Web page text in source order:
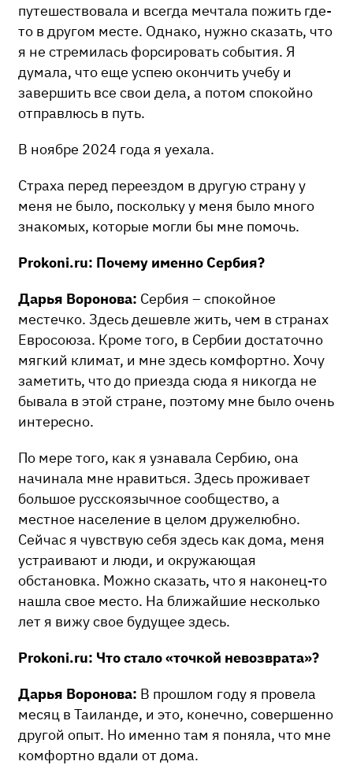
путешествовала и всегда мечтала пожить где-
то в другом месте. Однако, нужно сказать, что
я не стремилась форсировать события. Я
думала, что еще успею окончить учебу и
завершить все свои дела, а потом спокойно
отправлюсь в путь.
В ноябре 2024 года я уехала.
Страха перед переездом в другую страну у
меня не было, поскольку у меня было много
знакомых, которые могли бы мне помочь.
Prokoni.ru: Почему именно Сербия?
Дарья Воронова: Сербия – спокойное
местечко. Здесь дешевле жить, чем в странах
Евросоюза. Кроме того, в Сербии достаточно
мягкий климат, и мне здесь комфортно. Хочу
заметить, что до приезда сюда я никогда не
бывала в этой стране, поэтому мне было очень
интересно.
По мере того, как я узнавала Сербию, она
начинала мне нравиться. Здесь проживает
большое русскоязычное сообщество, а
местное население в целом дружелюбно.
Сейчас я чувствую себя здесь как дома, меня
устраивают и люди, и окружающая
обстановка. Можно сказать, что я наконец-то
нашла свое место. На ближайшие несколько
лет я вижу свое будущее здесь.
Prokoni.ru: Что стало «точкой невозврата»?
Дарья Воронова: В прошлом году я провела
месяц в Таиланде, и это, конечно, совершенно
другой опыт. Но именно там я поняла, что мне
комфортно вдали от дома.